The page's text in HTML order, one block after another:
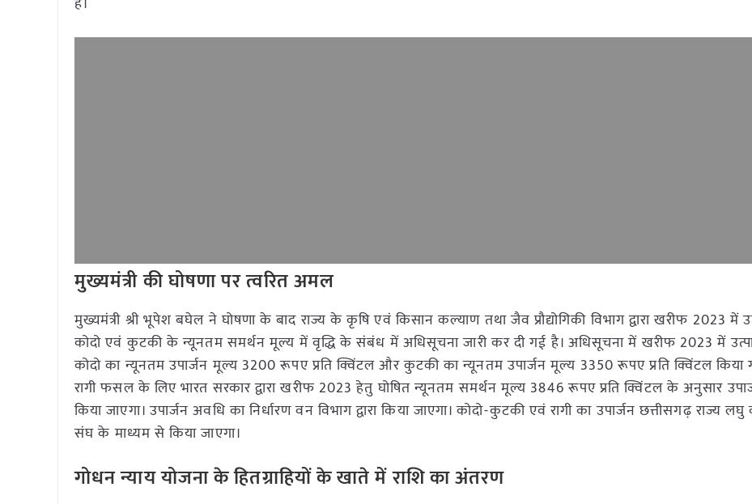
मुख्यमंत्री की घोषणा पर त्वरित अमल
मुख्यमंत्री श्री भूपेश बघेल ने घोषणा के बाद राज्य के कृषि एवं किसान कल्याण तथा जैव प्रौद्योगिकी विभाग द्वारा खरीफ 2023 में
कोदो एवं कुटकी के न्यूनतम समर्थन मूल्य में वृद्धि के संबंध में अधिसूचना जारी कर दी गई है। अधिसूचना में खरीफ 2023 में
कोदो का न्यूनतम उपार्जन मूल्य 3200 रूपए प्रति क्विंटल और कुटकी का न्यूनतम उपार्जन मूल्य 3350 रूपए प्रति क्विंटल किया
रागी फसल के लिए भारत सरकार द्वारा खरीफ 2023 हेतु घोषित न्यूनतम समर्थन मूल्य 3846 रूपए प्रति क्विंटल के अनुसार
किया जाएगा। उपार्जन अवधि का निर्धारण वन विभाग द्वारा किया जाएगा। कोदो-कुटकी एवं रागी का उपार्जन छत्तीसगढ़ राज्य
संघ के माध्यम से किया जाएगा।
गोधन न्याय योजना के हितग्राहियों के खाते में राशि का अंतरण